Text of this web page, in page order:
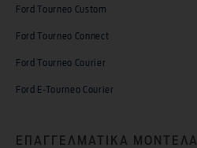
Ford Tourneo Custom
Ford Tourneo Connect
Ford Tourneo Courier
Ford E-Tourneo Courier
ΕΠΑΓΓΕΛΜΑΤΙΚΑ ΜΟΝΤΕΛΑ